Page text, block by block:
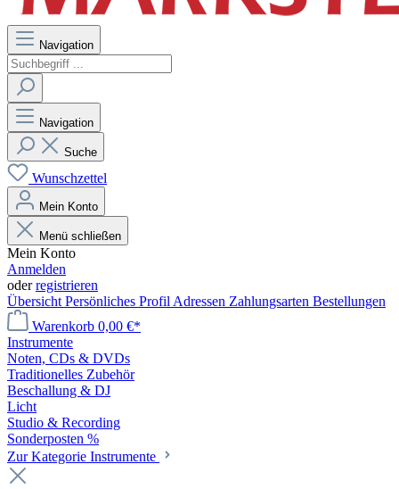
Navigation
Navigation
Suche
Wunschzettel
Mein Konto
Menü schließen
Mein Konto
Anmelden
oderregistrieren
Übersicht Persönliches Profil Adressen Zahlungsarten Bestellungen
Warenkorb 0,00 €*
Instrumente
Noten, CDs & DVDs
Traditionelles Zubehör
Beschallung & DJ
Licht
Studio & Recording
Sonderposten %
Zur Kategorie Instrumente